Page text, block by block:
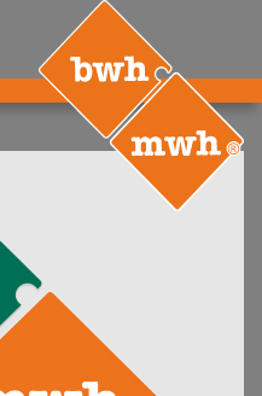
JOBS